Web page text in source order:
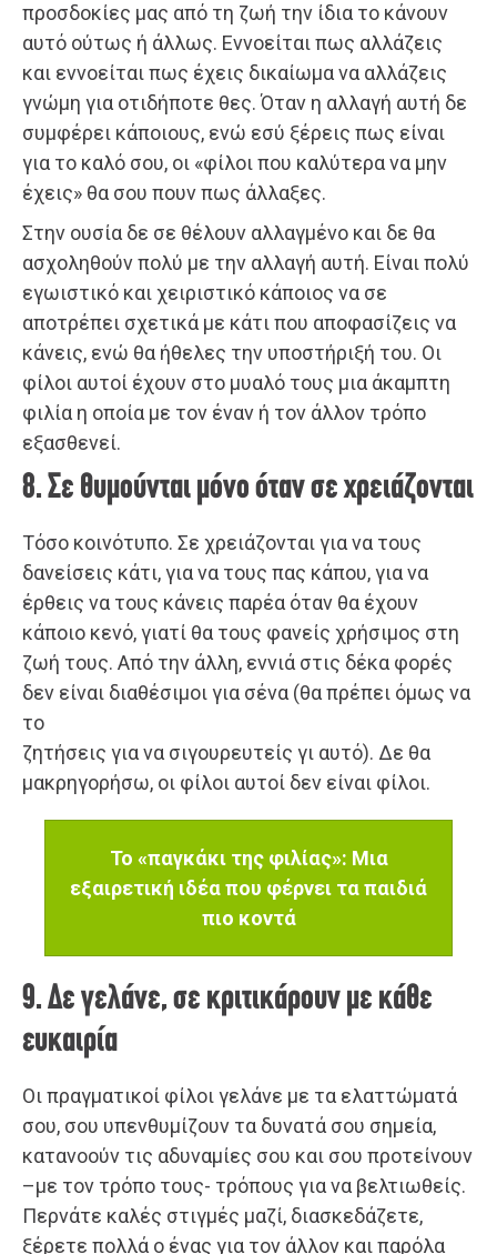
προσδοκίες μας από τη ζωή την ίδια το κάνουν
αυτό ούτως ή άλλως. Εννοείται πως αλλάζεις
και εννοείται πως έχεις δικαίωμα να αλλάζεις
γνώμη για οτιδήποτε θες. Όταν η αλλαγή αυτή δε
συμφέρει κάποιους, ενώ εσύ ξέρεις πως είναι
για το καλό σου, οι «φίλοι που καλύτερα να μην
έχεις» θα σου πουν πως άλλαξες.
Στην ουσία δε σε θέλουν αλλαγμένο και δε θα
ασχοληθούν πολύ με την αλλαγή αυτή. Είναι πολύ
εγωιστικό και χειριστικό κάποιος να σε
αποτρέπει σχετικά με κάτι που αποφασίζεις να
κάνεις, ενώ θα ήθελες την υποστήριξή του. Οι
φίλοι αυτοί έχουν στο μυαλό τους μια άκαμπτη
φιλία η οποία με τον έναν ή τον άλλον τρόπο
εξασθενεί.
8. Σε θυμούνται μόνο όταν σε χρειάζονται
Τόσο κοινότυπο. Σε χρειάζονται για να τους
δανείσεις κάτι, για να τους πας κάπου, για να
έρθεις να τους κάνεις παρέα όταν θα έχουν
κάποιο κενό, γιατί θα τους φανείς χρήσιμος στη
ζωή τους. Από την άλλη, εννιά στις δέκα φορές
δεν είναι διαθέσιμοι για σένα (θα πρέπει όμως να
το
ζητήσεις για να σιγουρευτείς γι αυτό). Δε θα
μακρηγορήσω, οι φίλοι αυτοί δεν είναι φίλοι.
Το «παγκάκι της φιλίας»: Μια
εξαιρετική ιδέα που φέρνει τα παιδιά
πιο κοντά
9. Δε γελάνε, σε κριτικάρουν με κάθε
ευκαιρία
Οι πραγματικοί φίλοι γελάνε με τα ελαττώματά
σου, σου υπενθυμίζουν τα δυνατά σου σημεία,
κατανοούν τις αδυναμίες σου και σου προτείνουν
–με τον τρόπο τους- τρόπους για να βελτιωθείς.
Περνάτε καλές στιγμές μαζί, διασκεδάζετε,
ξέρετε πολλά ο ένας για τον άλλον και παρόλα